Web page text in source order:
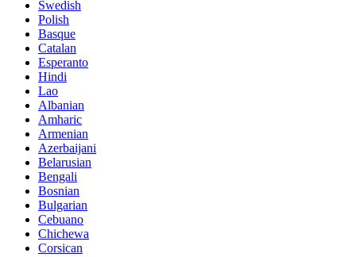
Swedish
Polish
Basque
Catalan
Esperanto
Hindi
Lao
Albanian
Amharic
Armenian
Azerbaijani
Belarusian
Bengali
Bosnian
Bulgarian
Cebuano
Chichewa
Corsican